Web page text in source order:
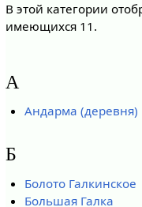
В этой категории
имеющихся 11.
А
Андарма (деревня)
Б
Болото Галкинское
Большая Галка